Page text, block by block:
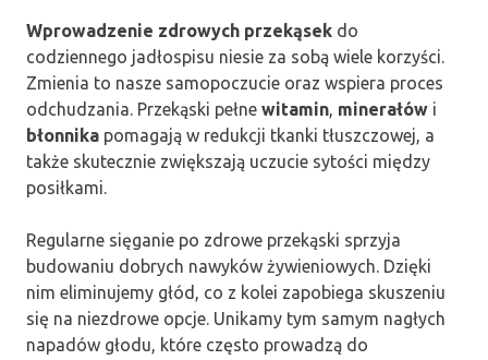
Wprowadzenie zdrowych przekąsek do
codziennego jadłospisu niesie za sobą wiele korzyści.
Zmienia to nasze samopoczucie oraz wspiera proces
odchudzania. Przekąski pełne witamin, minerałów i
błonnika pomagają w redukcji tkanki tłuszczowej, a
także skutecznie zwiększają uczucie sytości między
posiłkami.
Regularne sięganie po zdrowe przekąski sprzyja
budowaniu dobrych nawyków żywieniowych. Dzięki
nim eliminujemy głód, co z kolei zapobiega skuszeniu
się na niezdrowe opcje. Unikamy tym samym nagłych
napadów głodu, które często prowadzą do